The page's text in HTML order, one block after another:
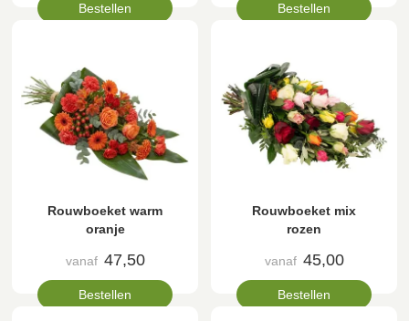
Bestellen Bestellen
Rouwboeket warm
oranje
vanaf 47,50
Bestellen
Rouwboeket mix
rozen
vanaf 45,00
Bestellen